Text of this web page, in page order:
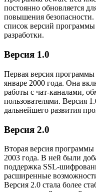
постоянно обновляется
повышения
список версий
разработки.
Версия 1.0
Первая версия
январе 2000 года. Она
работы с чат-каналами,
пользователями. Версия
дальнейшего развития
Версия 2.0
Вторая версия
2003 года. В ней были
поддержка SSL-
расширенные
Версия 2.0 стала более